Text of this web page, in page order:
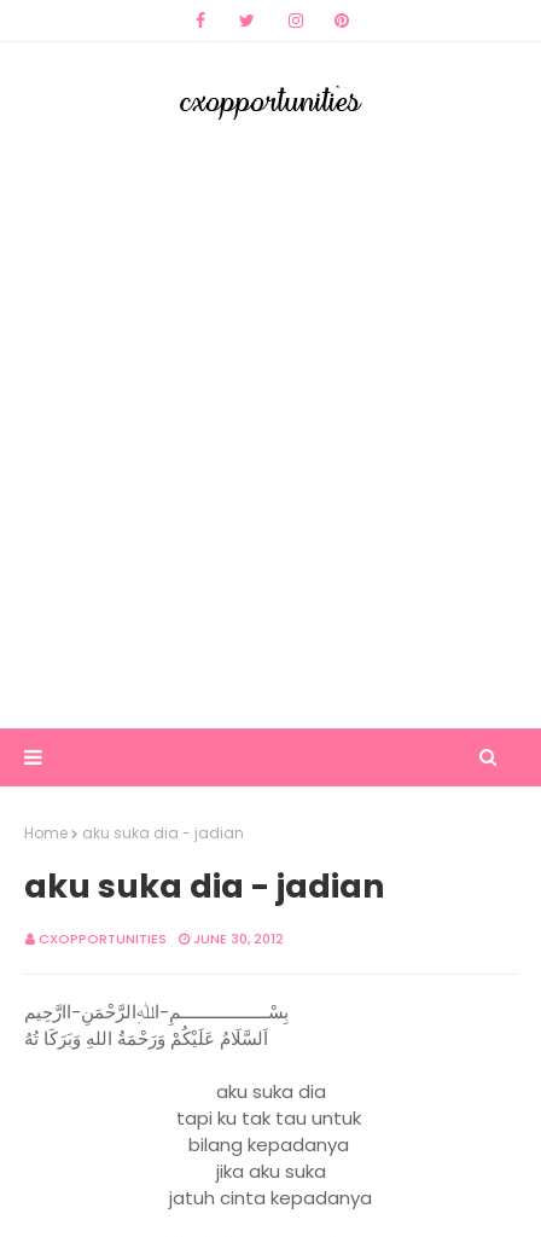
Home aku suka dia - jadian
aku suka dia - jadian
CXOPPORTUNITIES JUNE 30, 2012
بِسْــــــــــــــــــمِ-اﷲِالرَّحْمَنِ-اارَّحِيم
اَلسَّلَامُ عَلَيْكُمْ وَرَحْمَةُ اللهِ وَبَرَكَا تُهُ
aku suka dia
tapi ku tak tau untuk
bilang kepadanya
jika aku suka
jatuh cinta kepadanya